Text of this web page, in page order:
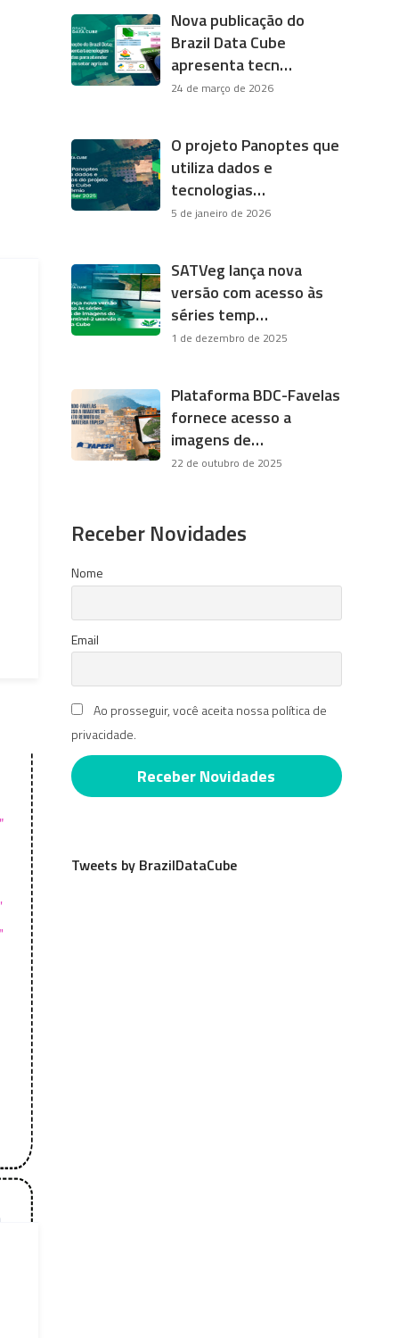
Nova publicação do
Brazil Data Cube
apresenta tecn…
24 de março de 2026
O projeto Panoptes que
utiliza dados e
tecnologias…
5 de janeiro de 2026
SATVeg lança nova
versão com acesso às
séries temp…
1 de dezembro de 2025
Plataforma BDC-Favelas
fornece acesso a
imagens de…
22 de outubro de 2025
Receber Novidades
Nome
Email
Ao prosseguir, você aceita nossa política de
privacidade.
Tweets by BrazilDataCube